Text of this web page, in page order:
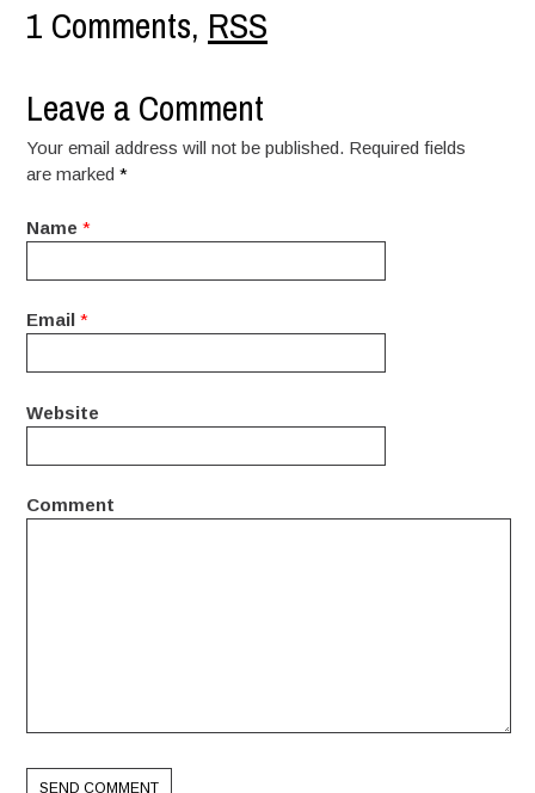
1 Comments, RSS
Leave a Comment
Your email address will not be published. Required fields
are marked*
Name *
Email *
Website
Comment